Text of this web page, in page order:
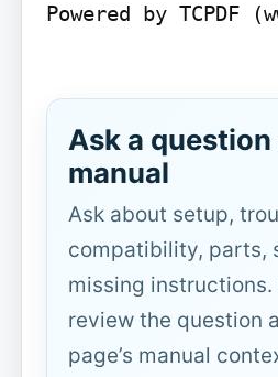
Powered by TCPDF
Ask a
manual
Ask about setup,
compatibility, parts,
missing
review the question
page’s manual